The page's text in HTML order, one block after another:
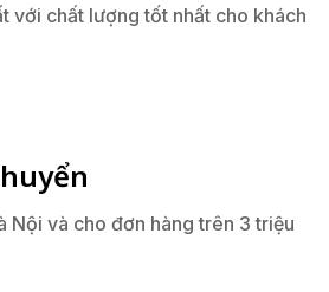
với chất lượng tốt nhất cho khách
Nội và cho đơn hàng trên 3 triệu